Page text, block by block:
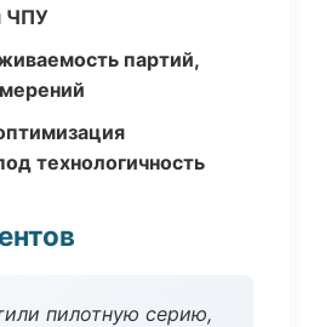
ЧПУ
партий,
технологичность
пилотную серию,